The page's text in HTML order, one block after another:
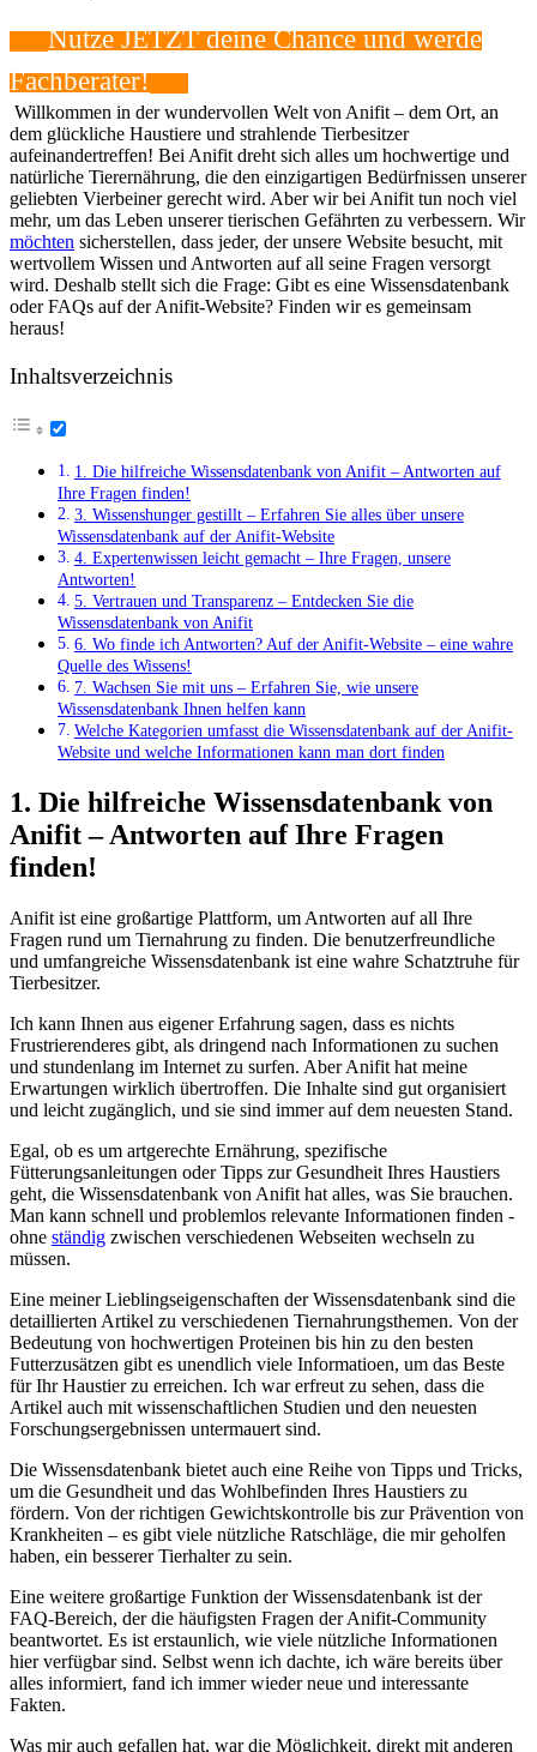
Nutze JETZT deine​ Chance und werde
Fachberater!
‍ Willkommen in der‍ wundervollen Welt von Anifit – dem Ort, an
⁢dem glückliche Haustiere und strahlende Tierbesitzer
aufeinandertreffen! ⁤Bei Anifit dreht sich alles um‌ hochwertige und
natürliche Tierernährung, die den einzigartigen Bedürfnissen unserer
geliebten Vierbeiner gerecht ‍wird. Aber wir bei ⁣Anifit ⁤tun noch viel
mehr, um⁤ das Leben unserer ⁣tierischen Gefährten zu verbessern. Wir
möchten sicherstellen, dass jeder, der unsere ⁣Website besucht, mit
wertvollem Wissen und Antworten auf all seine Fragen versorgt ​
wird. ⁢Deshalb stellt sich die ⁤Frage: Gibt es eine Wissensdatenbank​
oder FAQs auf der Anifit-Website? Finden wir es gemeinsam
heraus!
Inhaltsverzeichnis
1. Die hilfreiche ⁤Wissensdatenbank von Anifit – Antworten auf
Ihre Fragen finden!
3. ⁤Wissenshunger gestillt‍ – Erfahren Sie alles über ‍unsere
Wissensdatenbank auf der Anifit-Website
4. Expertenwissen leicht gemacht – Ihre Fragen, unsere
Antworten!
5. Vertrauen und⁢ Transparenz –⁢ Entdecken Sie die
Wissensdatenbank von Anifit
6. Wo finde ich Antworten? Auf der Anifit-Website – eine wahre
Quelle des Wissens!
7. ⁢Wachsen Sie mit uns⁣ –⁤ Erfahren ‌Sie, wie unsere⁤
Wissensdatenbank ⁢Ihnen helfen kann
Welche Kategorien umfasst ⁢die Wissensdatenbank auf der⁤ Anifit-
Website und ‍welche Informationen kann man dort finden
1. Die hilfreiche ⁤Wissensdatenbank von
Anifit – Antworten auf Ihre Fragen
finden!
Anifit ist eine großartige Plattform, um ​Antworten auf all‌ Ihre
Fragen⁤ rund um Tiernahrung zu finden. Die⁣ benutzerfreundliche⁤
und umfangreiche ​Wissensdatenbank ist eine⁣ wahre Schatztruhe für
Tierbesitzer.
Ich kann Ihnen ​aus eigener Erfahrung sagen, dass es​ nichts
Frustrierenderes⁢ gibt,‍ als dringend nach Informationen zu suchen⁤
und ‌stundenlang im Internet zu surfen. Aber Anifit hat meine
Erwartungen wirklich‌ übertroffen. Die Inhalte sind⁣ gut organisiert
und leicht ⁤zugänglich, und sie sind ⁤immer auf dem neuesten Stand.
Egal, ob es um artgerechte ‍Ernährung, ‍spezifische
Fütterungsanleitungen oder Tipps zur Gesundheit Ihres Haustiers
geht, die ⁤Wissensdatenbank von Anifit hat alles, was Sie⁢ brauchen.
Man ​kann schnell und ⁤problemlos relevante Informationen ‌finden -‍
ohne ständig zwischen verschiedenen Webseiten wechseln‌ zu⁤
müssen.
Eine⁣ meiner Lieblingseigenschaften der Wissensdatenbank sind​ die
detaillierten Artikel zu​ verschiedenen Tiernahrungsthemen. Von der
Bedeutung von hochwertigen Proteinen⁤ bis hin zu den⁤ besten
Futterzusätzen gibt es unendlich viele Informatioen, um das ‍Beste
für Ihr Haustier zu erreichen. Ich war erfreut zu sehen, dass die
Artikel auch ⁣mit ⁢wissenschaftlichen⁣ Studien und den neuesten
Forschungsergebnissen​ untermauert sind.
Die Wissensdatenbank bietet auch eine Reihe ⁣von Tipps und⁢ Tricks,
um die‌ Gesundheit und das ⁢Wohlbefinden ‌Ihres Haustiers zu
fördern. Von der‌ richtigen Gewichtskontrolle bis zur ⁢Prävention‌ von
⁤Krankheiten – ​es gibt ⁣viele nützliche ‍Ratschläge, die mir geholfen
haben, ein⁢ besserer Tierhalter zu sein.
Eine weitere ​großartige‌ Funktion⁤ der Wissensdatenbank ist der
FAQ-Bereich, der die häufigsten Fragen der Anifit-Community
beantwortet. Es⁢ ist erstaunlich, wie ⁣viele nützliche Informationen
hier verfügbar sind. Selbst wenn ich dachte, ich wäre bereits über
alles informiert, fand ich immer wieder neue und interessante
Fakten.
Was mir⁢ auch gefallen hat, war die Möglichkeit, direkt mit ⁤anderen